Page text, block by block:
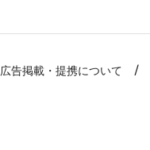
広告掲載・提携について